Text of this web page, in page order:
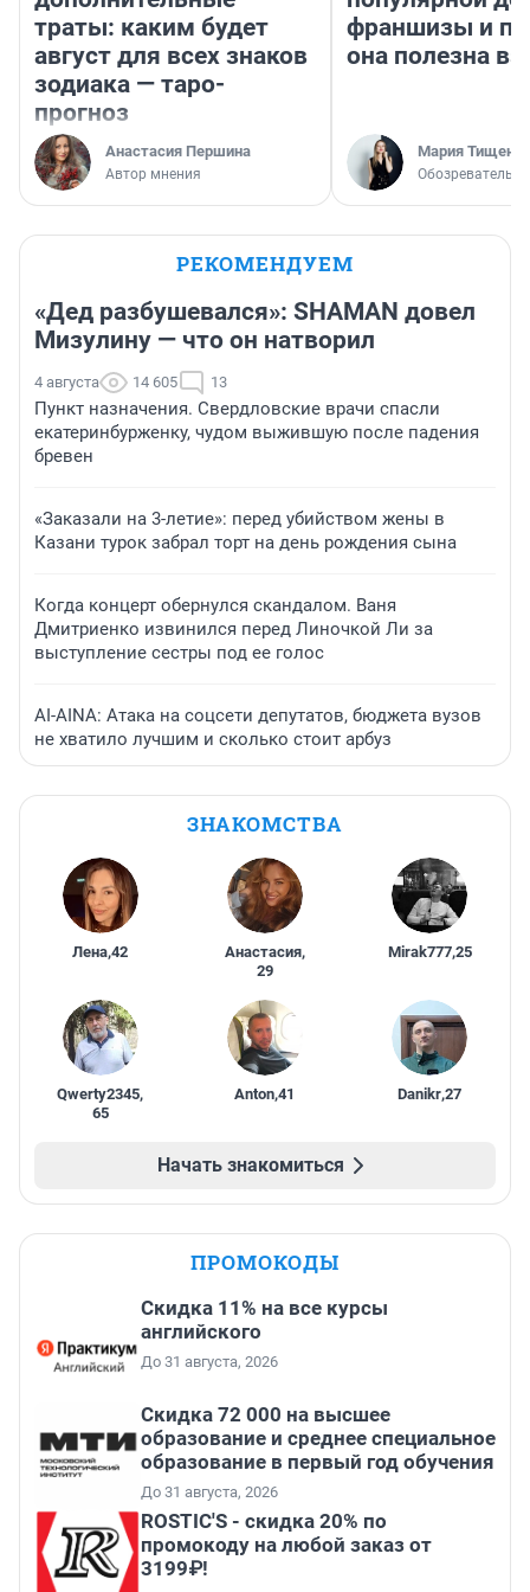
траты: каким будет
август для всех знаков
зодиака — таро-
прогноз
Анастасия Першина
Автор мнения
франшизы и
она полезна
Мария Тищенко
Обозреватель
РЕКОМЕНДУЕМ
«Дед разбушевался»: SHAMAN довел
Мизулину — что он натворил
4 августа 14 605 13
Пункт назначения. Свердловские врачи спасли
екатеринбурженку, чудом выжившую после падения
бревен
«Заказали на 3-летие»: перед убийством жены в
Казани турок забрал торт на день рождения сына
Когда концерт обернулся скандалом. Ваня
Дмитриенко извинился перед Линочкой Ли за
выступление сестры под ее голос
AI-AINA: Атака на соцсети депутатов, бюджета вузов
не хватило лучшим и сколько стоит арбуз
ЗНАКОМСТВА
Лена,42 Анастасия,
29
Mirak777,25
Qwerty2345,
65
Anton,41 Danikr,27
Начать знакомиться
ПРОМОКОДЫ
Скидка 11% на все курсы
английского
До 31 августа, 2026
Скидка 72 000 на высшее
образование и среднее специальное
образование в первый год обучения
До 31 августа, 2026
ROSTIC'S - скидка 20% по
промокоду на любой заказ от
3199₽!